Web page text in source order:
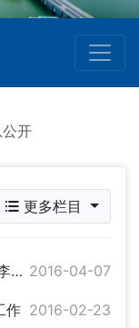
开
更多栏目
市工商联召开精准扶贫工作座谈会 李伍华出席并讲话 2016-04-07
作 2016-02-23